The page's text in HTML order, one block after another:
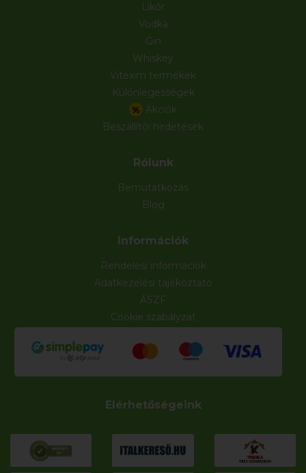
Likőr
Vodka
Gin
Whiskey
Vitexim termékek
Különlegességek
% Akciók
Beszállítói hirdetések
Rólunk
Bemutatkozás
Blog
Információk
Rendelési információk
Adatkezelési tájékoztató
ÁSZF
Cookie szabályzat
Elérhetőségeink